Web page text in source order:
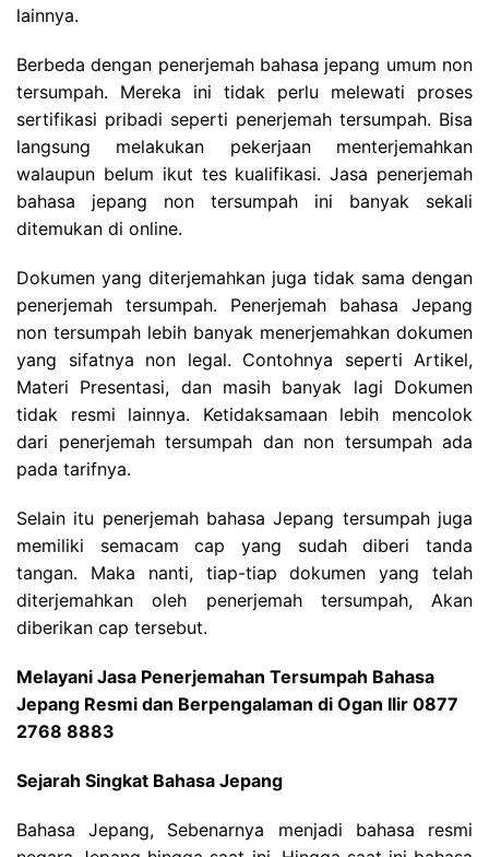
lainnya.
Berbeda dengan penerjemah bahasa jepang umum non
tersumpah. Mereka ini tidak perlu melewati proses
sertifikasi pribadi seperti penerjemah tersumpah. Bisa
langsung melakukan pekerjaan menterjemahkan
walaupun belum ikut tes kualifikasi. Jasa penerjemah
bahasa jepang non tersumpah ini banyak sekali
ditemukan di online.
Dokumen yang diterjemahkan juga tidak sama dengan
penerjemah tersumpah. Penerjemah bahasa Jepang
non tersumpah lebih banyak menerjemahkan dokumen
yang sifatnya non legal. Contohnya seperti Artikel,
Materi Presentasi, dan masih banyak lagi Dokumen
tidak resmi lainnya. Ketidaksamaan lebih mencolok
dari penerjemah tersumpah dan non tersumpah ada
pada tarifnya.
Selain itu penerjemah bahasa Jepang tersumpah juga
memiliki semacam cap yang sudah diberi tanda
tangan. Maka nanti, tiap-tiap dokumen yang telah
diterjemahkan oleh penerjemah tersumpah, Akan
diberikan cap tersebut.
Melayani Jasa Penerjemahan Tersumpah Bahasa
Jepang Resmi dan Berpengalaman di Ogan Ilir 0877
2768 8883
Sejarah Singkat Bahasa Jepang
Bahasa Jepang, Sebenarnya menjadi bahasa resmi